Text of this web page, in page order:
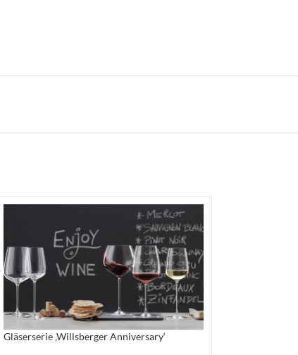
Gläserserie ‚Willsberger Anniversary‘